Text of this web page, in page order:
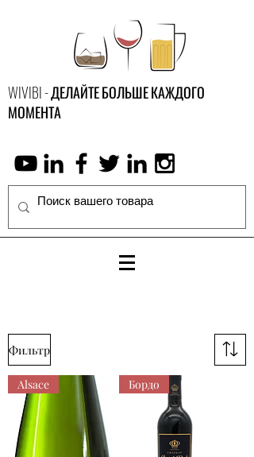
WIVIBI - ДЕЛАЙТЕ БОЛЬШЕ КАЖДОГО
МОМЕНТА
Фильтр
Alsace Бордо